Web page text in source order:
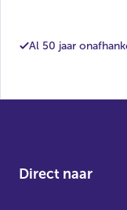
Al 50 jaar
Direct naar